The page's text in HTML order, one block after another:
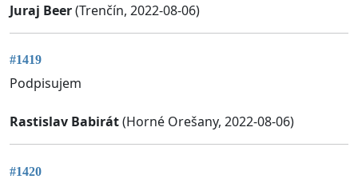
Juraj Beer(Trenčín, 2022-08-06)
#1419
Podpisujem
Rastislav Babirát(Horné Orešany, 2022-08-06)
#1420